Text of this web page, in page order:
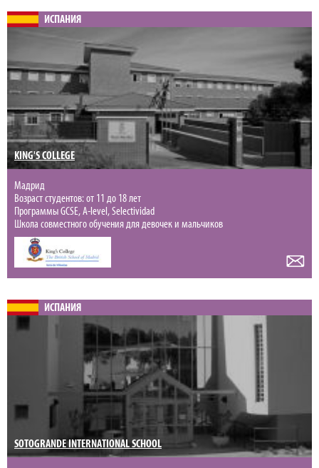
ИСПАНИЯ
KING'S COLLEGE
Мадрид
Возраст студентов: от 11 до 18 лет
Программы GCSE, A-level, Selectividad
Школа совместного обучения для девочек и мальчиков
ИСПАНИЯ
SOTOGRANDE INTERNATIONAL SCHOOL